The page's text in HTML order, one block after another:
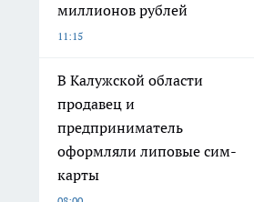
миллионов рублей
11:15
В Калужской области
продавец и
предприниматель
оформляли липовые сим-
карты